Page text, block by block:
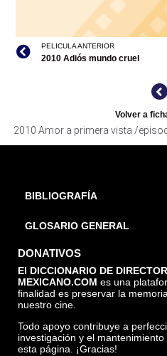
PELICULA ANTERIOR
2010 Adiós mundo cruel
Volver a
2010 Amor a primera vista /
BIBLIOGRAFÍA
GLOSARIO GENERAL
DONATIVOS
El DICCIONARIO DE
MEXICANO.COM es una
finalidad es preservar la
nuestro cine.
Todo apoyo contribuye a
investigación y el
esta página. ¡Gracias!